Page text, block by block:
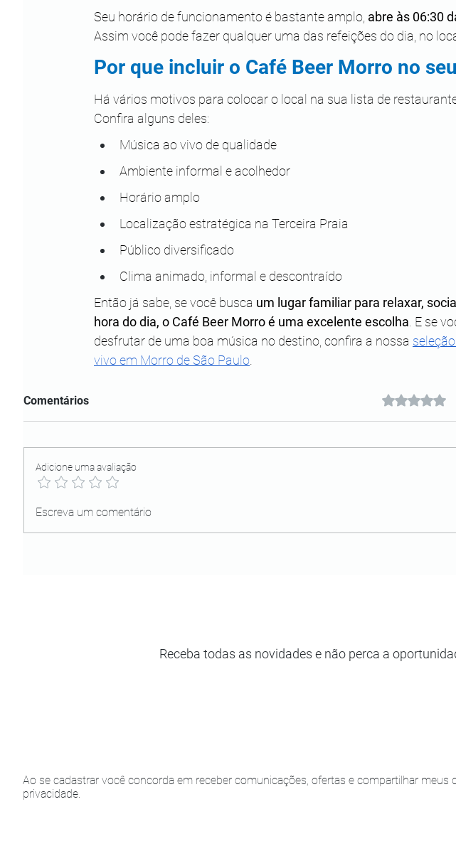
Seu horário de funcionamento é bastante amplo, abre às 06:30
Assim você pode fazer qualquer uma das refeições do dia, no
Por que incluir o Café Beer Morro no
Há vários motivos para colocar o local na sua lista de
Confira alguns deles:
Música ao vivo de qualidade
Ambiente informal e acolhedor
Horário amplo
Localização estratégica na Terceira Praia
Público diversificado
Clima animado, informal e descontraído
Então já sabe, se você busca um lugar familiar para relaxar,
hora do dia, o Café Beer Morro é uma excelente escolha . E se
desfrutar de uma boa música no destino, confira a nossa
vivo em Morro de São Paulo
Comentários Avaliado
Adicione uma avaliação
Escreva um comentário
Receba todas as novidades e não perca a
Ao se cadastrar você concorda em receber comunicações, ofertas e compartilhar
privacidade.